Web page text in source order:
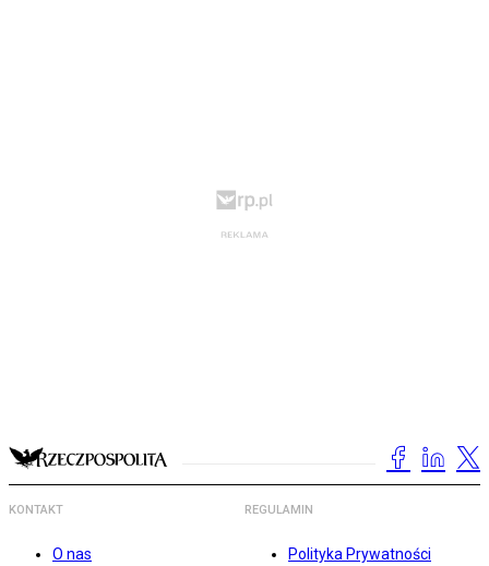
KONTAKT
O nas
REGULAMIN
Polityka Prywatności